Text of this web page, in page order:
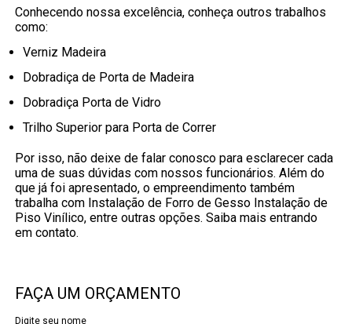
Conhecendo nossa excelência, conheça outros trabalhos
como:
Verniz Madeira
Dobradiça de Porta de Madeira
Dobradiça Porta de Vidro
Trilho Superior para Porta de Correr
Por isso, não deixe de falar conosco para esclarecer cada
uma de suas dúvidas com nossos funcionários. Além do
que já foi apresentado, o empreendimento também
trabalha com Instalação de Forro de Gesso Instalação de
Piso Vinílico, entre outras opções. Saiba mais entrando
em contato.
FAÇA UM ORÇAMENTO
Digite seu nome